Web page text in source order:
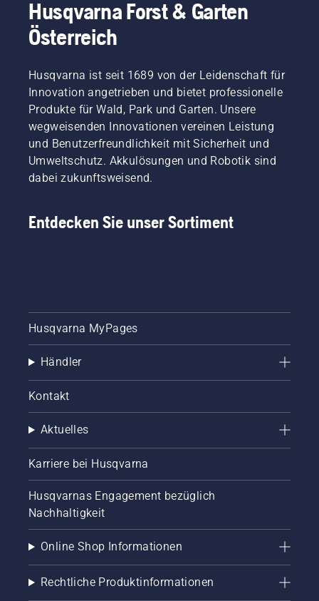
den
Tankdeckel
und
Sie ihn
mit der
Hand
oder
verwenden
Sie bei
Bedarf
einen
Schraubenzieher.
Husqvarna Forst & Garten
Österreich
Husqvarna ist seit 1689 von der Leidenschaft für
Innovation angetrieben und bietet professionelle
Produkte für Wald, Park und Garten. Unsere
wegweisenden Innovationen vereinen Leistung
und Benutzerfreundlichkeit mit Sicherheit und
Umweltschutz. Akkulösungen und Robotik sind
dabei zukunftsweisend.
Entdecken Sie unser Sortiment
Husqvarna MyPages
Händler
Kontakt
Aktuelles
Karriere bei Husqvarna
Husqvarnas Engagement bezüglich
Nachhaltigkeit
Online Shop Informationen
Rechtliche Produktinformationen